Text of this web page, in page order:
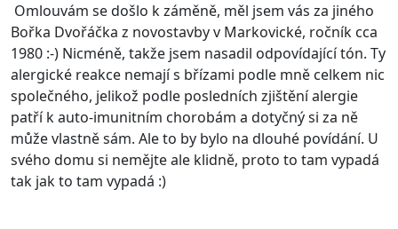
Omlouvám se došlo k záměně, měl jsem vás za jiného
Bořka Dvořáčka z novostavby v Markovické, ročník cca
1980 :-) Nicméně, takže jsem nasadil odpovídající tón. Ty
alergické reakce nemají s břízami podle mně celkem nic
společného, jelikož podle posledních zjištění alergie
patří k auto-imunitním chorobám a dotyčný si za ně
může vlastně sám. Ale to by bylo na dlouhé povídání. U
svého domu si nemějte ale klidně, proto to tam vypadá
tak jak to tam vypadá :)